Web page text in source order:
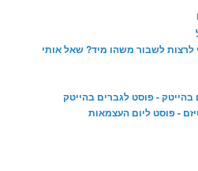
לרצות לשבור משהו מיד? שאל אותי
- פוסט לגברים בהייטק
- פוסט ליום העצמאות